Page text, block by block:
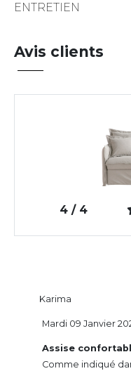
ENTRETIEN
Avis clients
4 / 4
Karima
Assise
Comme indiqué
Mardi 09 Janvier